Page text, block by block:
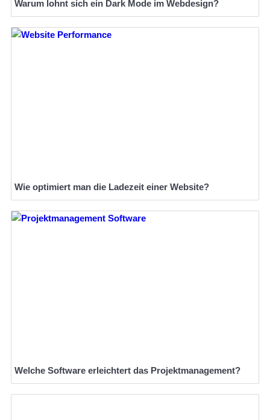
Warum lohnt sich ein Dark Mode im Webdesign?
Wie optimiert man die Ladezeit einer Website?
Welche Software erleichtert das Projektmanagement?